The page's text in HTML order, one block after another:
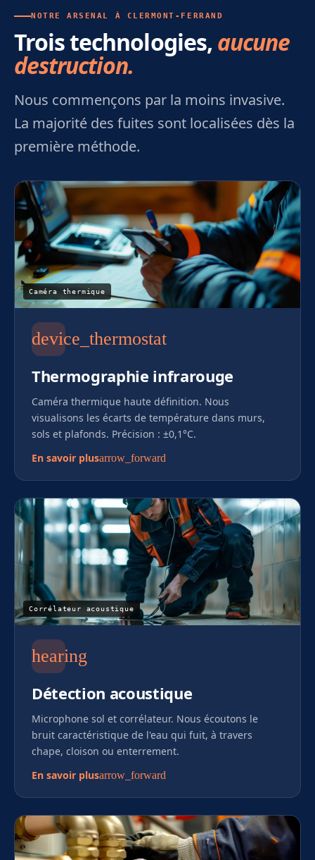
NOTRE ARSENAL À CLERMONT-FERRAND
Trois technologies, aucune
destruction.
Nous commençons par la moins invasive.
La majorité des fuites sont localisées dès la
première méthode.
Caméra thermique
device_thermostat
Thermographie infrarouge
Caméra thermique haute définition. Nous
visualisons les écarts de température dans murs,
sols et plafonds. Précision : ±0,1°C.
En savoir plusarrow_forward
Corrélateur acoustique
hearing
Détection acoustique
Microphone sol et corrélateur. Nous écoutons le
bruit caractéristique de l'eau qui fuit, à travers
chape, cloison ou enterrement.
En savoir plusarrow_forward